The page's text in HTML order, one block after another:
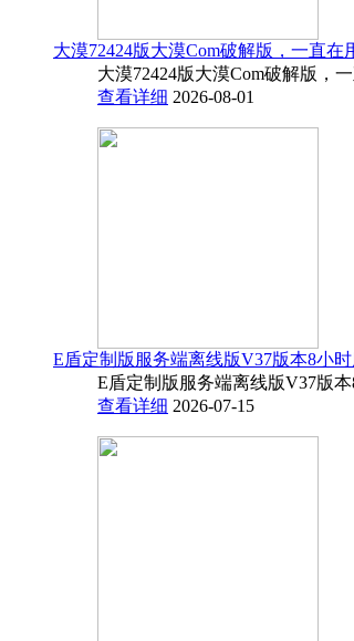
大漠72424版大漠Com破解版，一直在
大漠72424版大漠Com破解版，
查看详细 2026-08-01
E盾定制版服务端离线版V37版本8小
E盾定制版服务端离线版V37版
查看详细 2026-07-15